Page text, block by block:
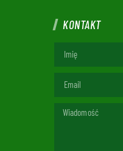
KONTAKT